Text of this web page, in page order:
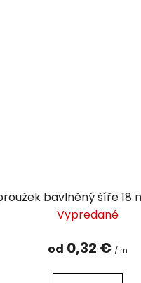
bavlněný šíře 18
Vypredané
od 0,32 € / m